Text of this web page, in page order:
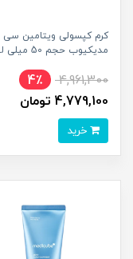
کرم کپسولی ویتامین سی
مدیکیوب حجم 50 میلی لیتر^
4,961,300
4٪
4,779,100 تومان